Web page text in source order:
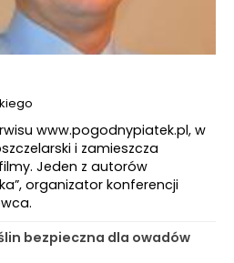
www.pogodnypiatek.pl, w
i zamieszcza
Jeden z autorów
organizator konferencji
bezpieczna dla owadów